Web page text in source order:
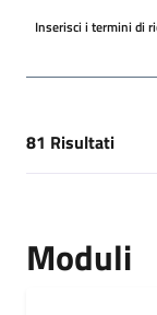
Inserisci i termini di
81 Risultati
Moduli